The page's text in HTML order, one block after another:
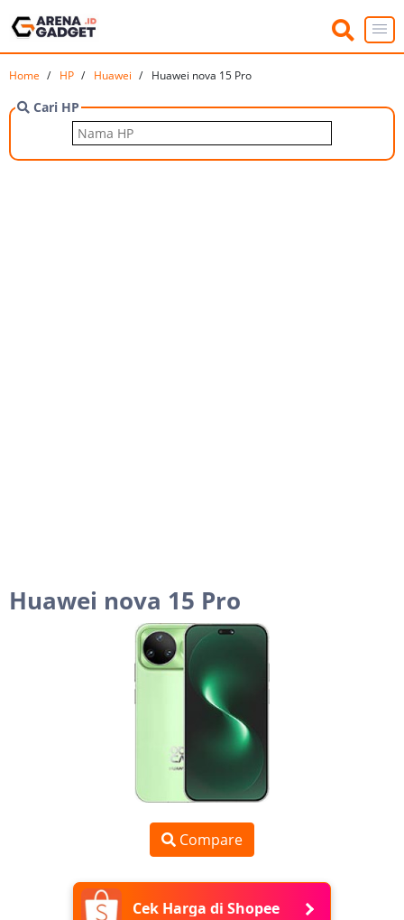
Home HP Huawei Huawei nova 15 Pro
Cari HP
Huawei nova 15 Pro
Compare
Cek Harga di Shopee